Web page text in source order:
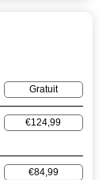
Gratuit
€124,99
€84,99